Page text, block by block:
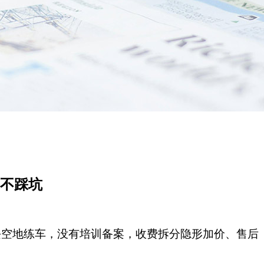
踩坑
地练车，没有培训备案，收费拆分隐形加价、售后